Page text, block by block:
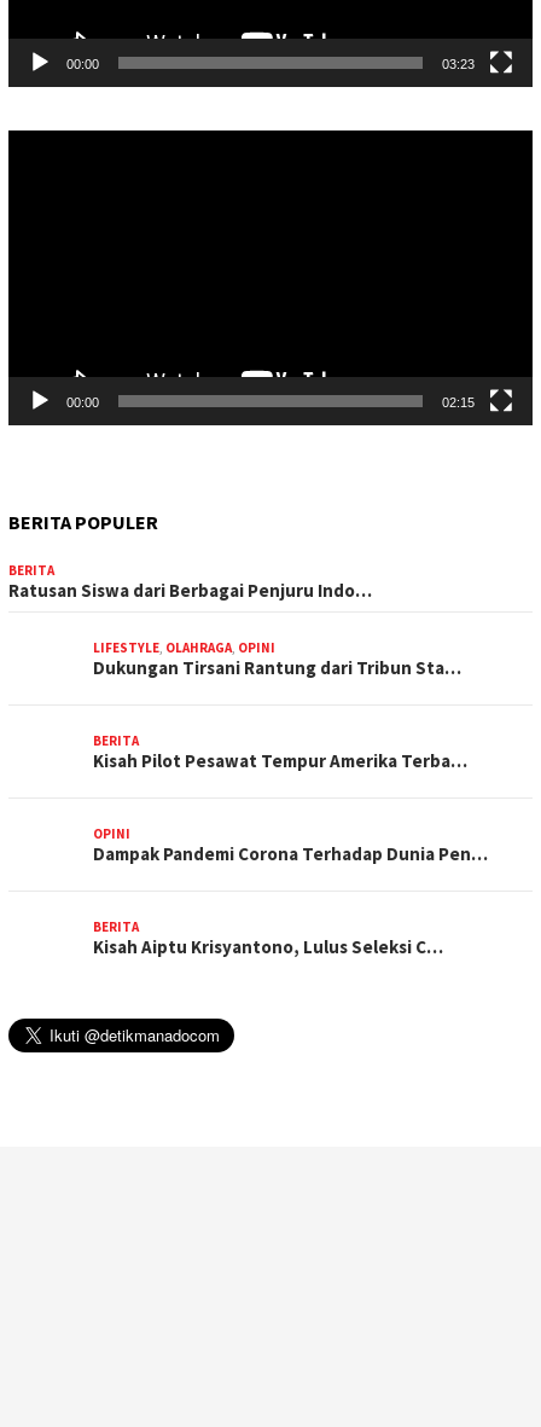
00:00 03:23
00:00 02:15
BERITA POPULER
BERITA
Ratusan Siswa dari Berbagai Penjuru Indo…
LIFESTYLE, OLAHRAGA, OPINI
Dukungan Tirsani Rantung dari Tribun Sta…
BERITA
Kisah Pilot Pesawat Tempur Amerika Terba…
OPINI
Dampak Pandemi Corona Terhadap Dunia Pen…
BERITA
Kisah Aiptu Krisyantono, Lulus Seleksi C…